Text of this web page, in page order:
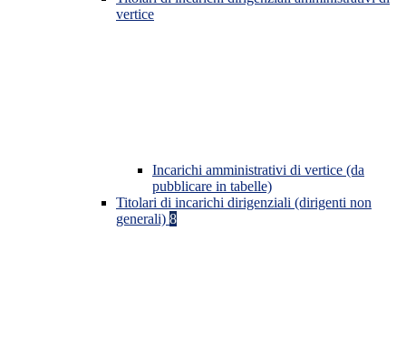
vertice
Incarichi amministrativi di vertice (da
pubblicare in tabelle)
Titolari di incarichi dirigenziali (dirigenti non
generali) 8